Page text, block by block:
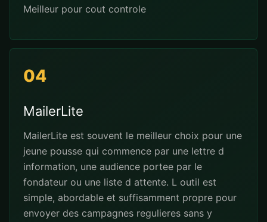
Meilleur pour cout controle
04
MailerLite
MailerLite est souvent le meilleur choix pour une
jeune pousse qui commence par une lettre d
information, une audience portee par le
fondateur ou une liste d attente. L outil est
simple, abordable et suffisamment propre pour
envoyer des campagnes regulieres sans y